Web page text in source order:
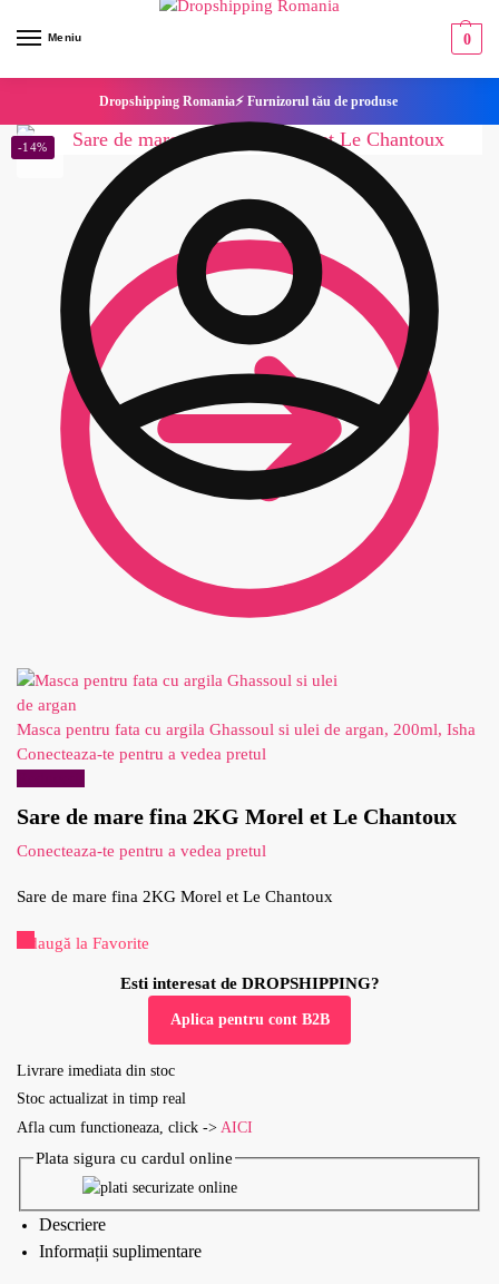
Meniu 0
Dropshipping Romania⚡ Furnizorul tău de produse
Masca pentru fata cu argila Ghassoul si ulei de argan, 200ml, Isha
Conecteaza-te pentru a vedea pretul
Sare de mare fina 2KG Morel et Le Chantoux
Conecteaza-te pentru a vedea pretul
-14%
Sare de mare fina 2KG Morel et Le Chantoux
Adaugă la Favorite
Esti interesat de DROPSHIPPING?
Aplica pentru cont B2B
Livrare imediata din stoc
Stoc actualizat in timp real
Afla cum functioneaza, click -> AICI
Plata sigura cu cardul online
Descriere
Informații suplimentare